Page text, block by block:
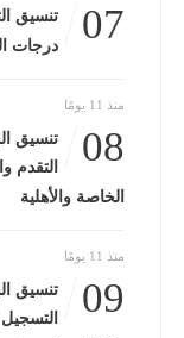
07
درجات
منذ 11 يومًا
08
التقدم
الخاصة والأهلية
منذ 11 يومًا
09